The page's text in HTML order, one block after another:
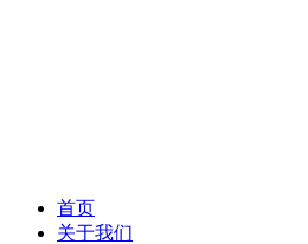
首页
关于我们